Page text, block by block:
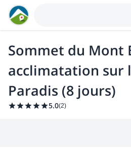
Sommet du Mont
acclimatation sur
Paradis (8 jours)
5.0(2)